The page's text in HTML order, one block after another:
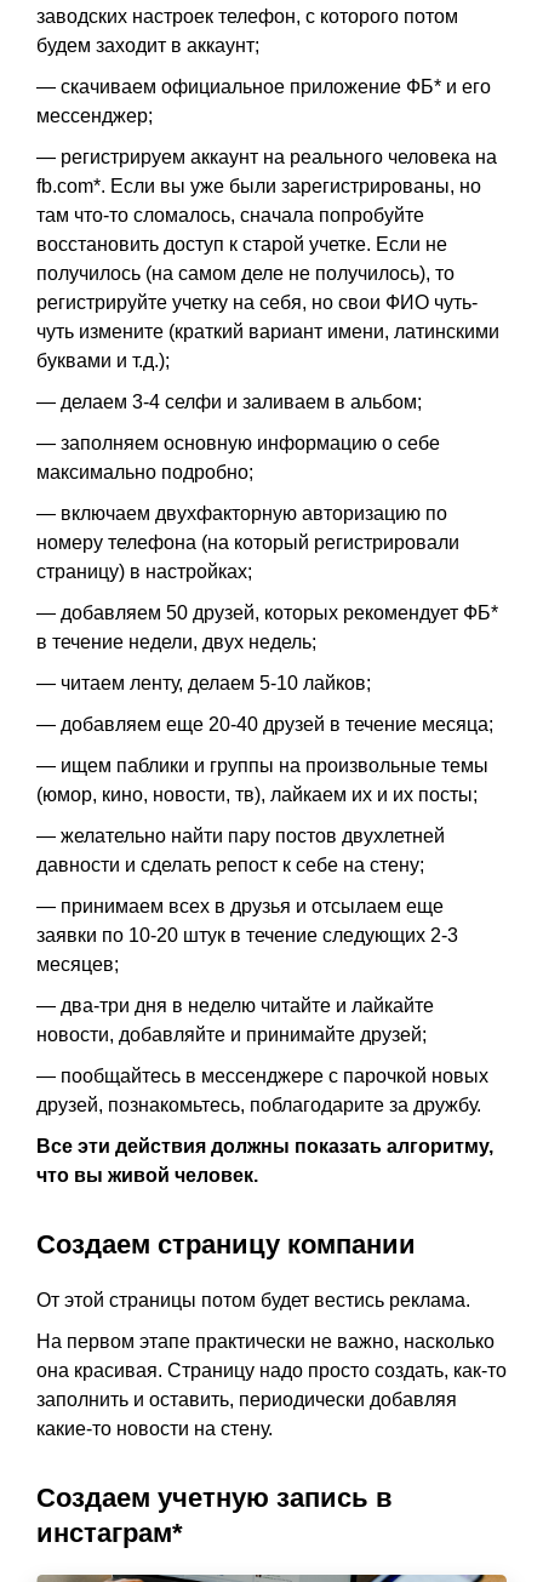
заводских настроек телефон, с которого потом
будем заходит в аккаунт;
— скачиваем официальное приложение ФБ* и его
мессенджер;
— регистрируем аккаунт на реального человека на
fb.com*. Если вы уже были зарегистрированы, но
там что-то сломалось, сначала попробуйте
восстановить доступ к старой учетке. Если не
получилось (на самом деле не получилось), то
регистрируйте учетку на себя, но свои ФИО чуть-
чуть измените (краткий вариант имени, латинскими
буквами и т.д.);
— делаем 3-4 селфи и заливаем в альбом;
— заполняем основную информацию о себе
максимально подробно;
— включаем двухфакторную авторизацию по
номеру телефона (на который регистрировали
страницу) в настройках;
— добавляем 50 друзей, которых рекомендует ФБ*
в течение недели, двух недель;
— читаем ленту, делаем 5-10 лайков;
— добавляем еще 20-40 друзей в течение месяца;
— ищем паблики и группы на произвольные темы
(юмор, кино, новости, тв), лайкаем их и их посты;
— желательно найти пару постов двухлетней
давности и сделать репост к себе на стену;
— принимаем всех в друзья и отсылаем еще
заявки по 10-20 штук в течение следующих 2-3
месяцев;
— два-три дня в неделю читайте и лайкайте
новости, добавляйте и принимайте друзей;
— пообщайтесь в мессенджере с парочкой новых
друзей, познакомьтесь, поблагодарите за дружбу.
Все эти действия должны показать алгоритму,
что вы живой человек.
Создаем страницу компании
От этой страницы потом будет вестись реклама.
На первом этапе практически не важно, насколько
она красивая. Страницу надо просто создать, как-то
заполнить и оставить, периодически добавляя
какие-то новости на стену.
Создаем учетную запись в
инстаграм*